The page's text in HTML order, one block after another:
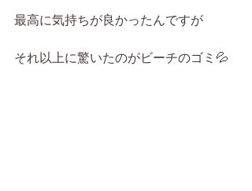
最高に気持ちが良かったんですが
それ以上に驚いたのがビーチのゴミ💦